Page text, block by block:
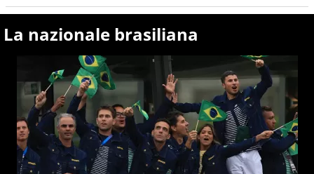
La nazionale brasiliana